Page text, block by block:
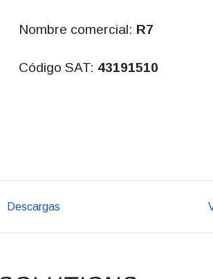
Nombre comercial: R7
Código SAT: 43191510
Descargas